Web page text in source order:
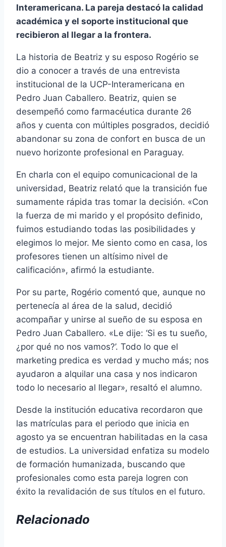
Interamericana. La pareja destacó la calidad
académica y el soporte institucional que
recibieron al llegar a la frontera.
La historia de Beatriz y su esposo Rogério se
dio a conocer a través de una entrevista
institucional de la UCP-Interamericana en
Pedro Juan Caballero. Beatriz, quien se
desempeñó como farmacéutica durante 26
años y cuenta con múltiples posgrados, decidió
abandonar su zona de confort en busca de un
nuevo horizonte profesional en Paraguay.
En charla con el equipo comunicacional de la
universidad, Beatriz relató que la transición fue
sumamente rápida tras tomar la decisión. «Con
la fuerza de mi marido y el propósito definido,
fuimos estudiando todas las posibilidades y
elegimos lo mejor. Me siento como en casa, los
profesores tienen un altísimo nivel de
calificación», afirmó la estudiante.
Por su parte, Rogério comentó que, aunque no
pertenecía al área de la salud, decidió
acompañar y unirse al sueño de su esposa en
Pedro Juan Caballero. «Le dije: ‘Si es tu sueño,
¿por qué no nos vamos?’. Todo lo que el
marketing predica es verdad y mucho más; nos
ayudaron a alquilar una casa y nos indicaron
todo lo necesario al llegar», resaltó el alumno.
Desde la institución educativa recordaron que
las matrículas para el periodo que inicia en
agosto ya se encuentran habilitadas en la casa
de estudios. La universidad enfatiza su modelo
de formación humanizada, buscando que
profesionales como esta pareja logren con
éxito la revalidación de sus títulos en el futuro.
Relacionado